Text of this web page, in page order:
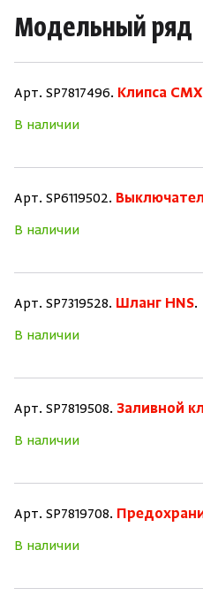
Модельный ряд
Арт. SP7817496. Клипса
В наличии
Арт. SP6119502.
В наличии
Арт. SP7319528. Шланг HNS.
В наличии
Арт. SP7819508. Заливной
В наличии
Арт. SP7819708.
В наличии